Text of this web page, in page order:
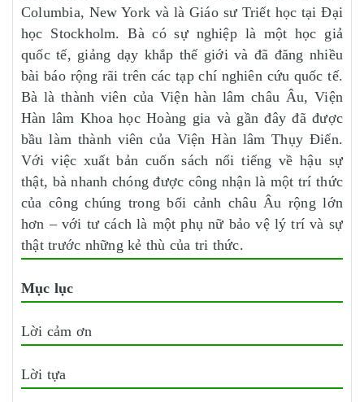
Columbia, New York và là Giáo sư Triết học tại Đại
học Stockholm. Bà có sự nghiệp là một học giả
quốc tế, giảng dạy khắp thế giới và đã đăng nhiều
bài báo rộng rãi trên các tạp chí nghiên cứu quốc tế.
Bà là thành viên của Viện hàn lâm châu Âu, Viện
Hàn lâm Khoa học Hoàng gia và gần đây đã được
bầu làm thành viên của Viện Hàn lâm Thụy Điển.
Với việc xuất bản cuốn sách nổi tiếng về hậu sự
thật, bà nhanh chóng được công nhận là một trí thức
của công chúng trong bối cảnh châu Âu rộng lớn
hơn – với tư cách là một phụ nữ bảo vệ lý trí và sự
thật trước những kẻ thù của tri thức.
Mục lục
Lời cảm ơn
Lời tựa